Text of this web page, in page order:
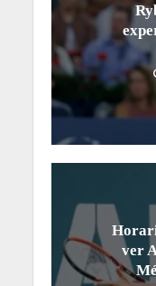
ver